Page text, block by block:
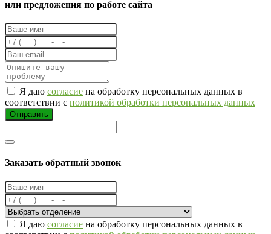
или предложения по работе сайта
Я даю согласие на обработку персональных данных в
соответствии с политикой обработки персональных данных
Отправить
Заказать обратный звонок
Я даю согласие на обработку персональных данных в